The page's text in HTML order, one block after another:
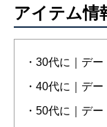
アイテム情
・30代に｜デ
・40代に｜デ
・50代に｜デ